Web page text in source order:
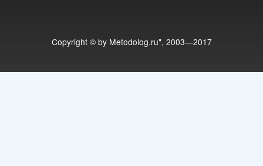
Copyright © by Metodolog.ru", 2003—2017